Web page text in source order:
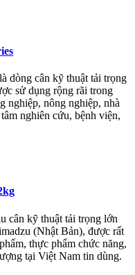
dòng cân kỹ thuật tải trọng
sử dụng rộng rãi trong
nghiệp, nông nghiệp, nhà
nghiên cứu, bệnh viện,
cân kỹ thuật tải trọng lớn
(Nhật Bản), được rất
thực phẩm chức năng,
tại Việt Nam tin dùng.